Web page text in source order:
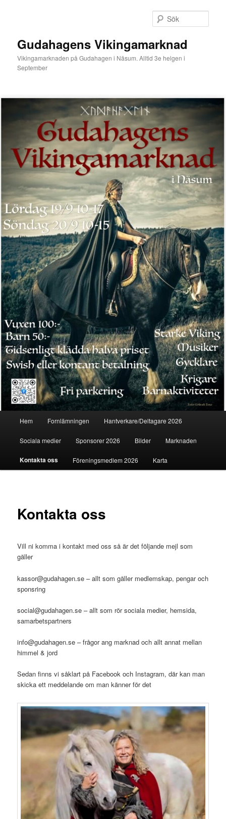
Gudahagens Vikingamarknad
Vikingamarknaden på Gudahagen i Näsum. Alltid 3e helgen i
September
Hem Fornlämningen Hantverkare/Deltagare 2026
Sociala medier Sponsorer 2026 Bilder Marknaden
Kontakta oss Föreningsmedlem 2026 Karta
Kontakta oss
Vill ni komma i kontakt med oss så är det följande mejl som
gäller
kassor@gudahagen.se – allt som gäller medlemskap, pengar och
sponsring
social@gudahagen.se – allt som rör sociala medier, hemsida,
samarbetspartners
info@gudahagen.se – frågor ang marknad och allt annat mellan
himmel & jord
Sedan finns vi såklart på Facebook och Instagram, där kan man
skicka ett meddelande om man känner för det